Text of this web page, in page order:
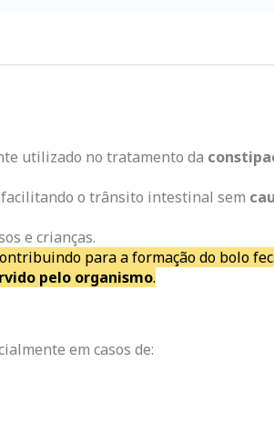
utilizado no tratamento da
facilitando o trânsito intestinal sem
e crianças.
para a formação do bolo
pelo organismo.
em casos de: